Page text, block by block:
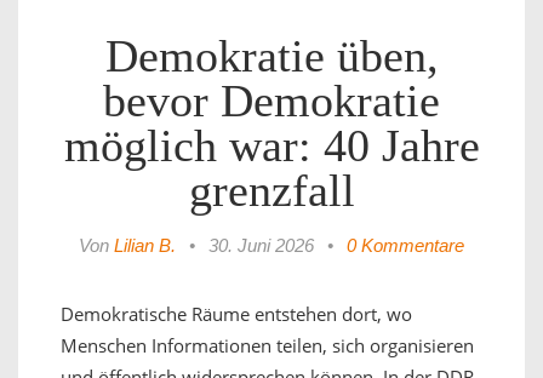
Demokratie üben,
bevor Demokratie
möglich war: 40 Jahre
grenzfall
Von Lilian B. • 30. Juni 2026 • 0 Kommentare
Demokratische Räume entstehen dort, wo
Menschen Informationen teilen, sich organisieren